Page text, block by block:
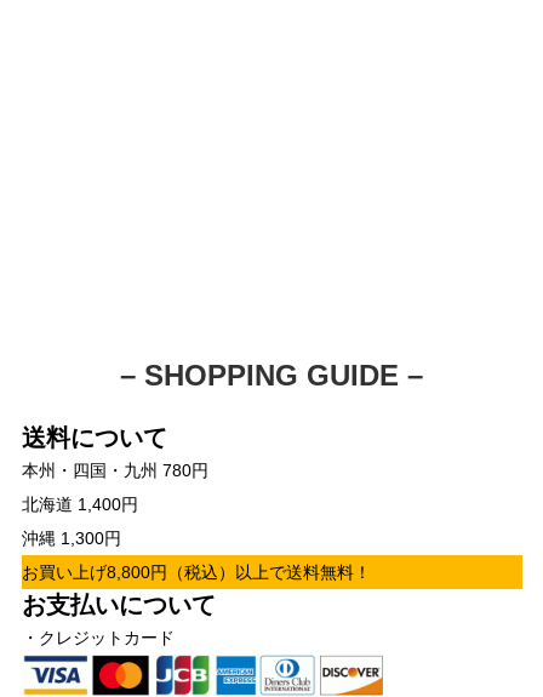
– SHOPPING GUIDE –
送料について
本州・四国・九州 780円
北海道 1,400円
沖縄 1,300円
お買い上げ8,800円（税込）以上で送料無料！
お支払いについて
・クレジットカード